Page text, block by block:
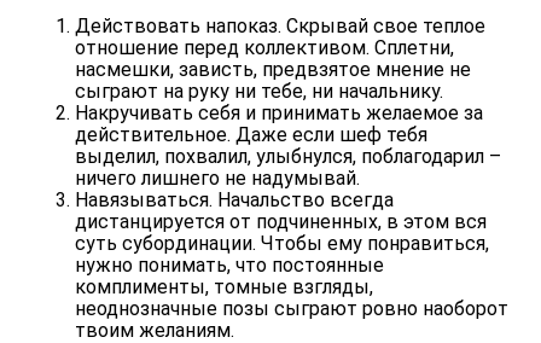
Действовать напоказ. Скрывай свое теплое
отношение перед коллективом. Сплетни,
насмешки, зависть, предвзятое мнение не
сыграют на руку ни тебе, ни начальнику.
Накручивать себя и принимать желаемое за
действительное. Даже если шеф тебя
выделил, похвалил, улыбнулся, поблагодарил –
ничего лишнего не надумывай.
Навязываться. Начальство всегда
дистанцируется от подчиненных, в этом вся
суть субординации. Чтобы ему понравиться,
нужно понимать, что постоянные
комплименты, томные взгляды,
неоднозначные позы сыграют ровно наоборот
твоим желаниям.